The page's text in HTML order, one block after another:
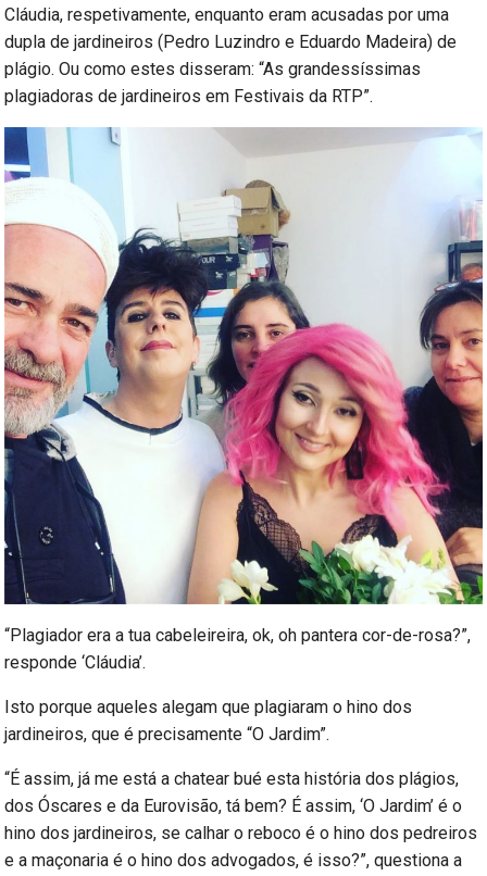
Cláudia, respetivamente, enquanto eram acusadas por uma
dupla de jardineiros (Pedro Luzindro e Eduardo Madeira) de
plágio. Ou como estes disseram: “As grandessíssimas
plagiadoras de jardineiros em Festivais da RTP”.
“Plagiador era a tua cabeleireira, ok, oh pantera cor-de-rosa?”,
responde ‘Cláudia’.
Isto porque aqueles alegam que plagiaram o hino dos
jardineiros, que é precisamente “O Jardim”.
“É assim, já me está a chatear bué esta história dos plágios,
dos Óscares e da Eurovisão, tá bem? É assim, ‘O Jardim’ é o
hino dos jardineiros, se calhar o reboco é o hino dos pedreiros
e a maçonaria é o hino dos advogados, é isso?”, questiona a